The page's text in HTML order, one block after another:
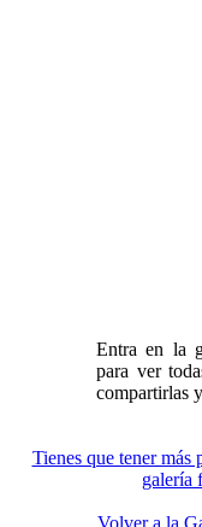
Entra en la
para ver
compartirlas
Tienes que tener más
galería